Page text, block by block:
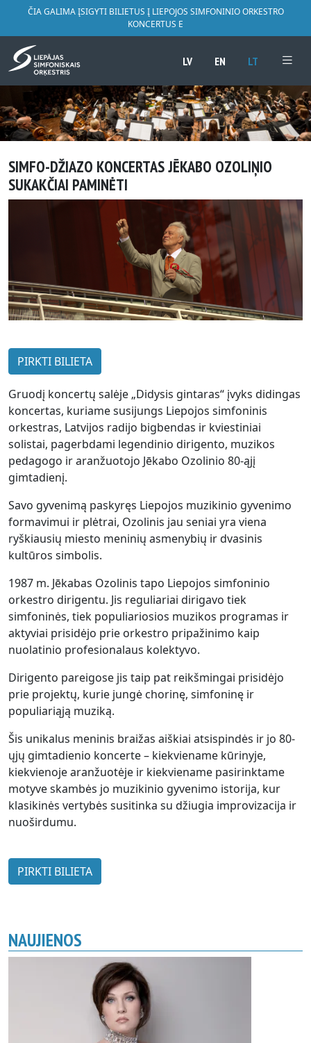
ČIA GALIMA ĮSIGYTI BILIETUS Į LIEPOJOS SIMFONINIO ORKESTRO
KONCERTUS E
LV EN LT
SIMFO-DŽIAZO KONCERTAS JĒKABO OZOLIŅIO
SUKAKČIAI PAMINĖTI
PIRKTI BILIETA
Gruodį koncertų salėje „Didysis gintaras“ įvyks didingas
koncertas, kuriame susijungs Liepojos simfoninis
orkestras, Latvijos radijo bigbendas ir kviestiniai
solistai, pagerbdami legendinio dirigento, muzikos
pedagogo ir aranžuotojo Jēkabo Ozolinio 80-ąjį
gimtadienį.
Savo gyvenimą paskyręs Liepojos muzikinio gyvenimo
formavimui ir plėtrai, Ozolinis jau seniai yra viena
ryškiausių miesto meninių asmenybių ir dvasinis
kultūros simbolis.
1987 m. Jēkabas Ozolinis tapo Liepojos simfoninio
orkestro dirigentu. Jis reguliariai dirigavo tiek
simfoninės, tiek populiariosios muzikos programas ir
aktyviai prisidėjo prie orkestro pripažinimo kaip
nuolatinio profesionalaus kolektyvo.
Dirigento pareigose jis taip pat reikšmingai prisidėjo
prie projektų, kurie jungė chorinę, simfoninę ir
populiariąją muziką.
Šis unikalus meninis braižas aiškiai atsispindės ir jo 80-
ųjų gimtadienio koncerte – kiekviename kūrinyje,
kiekvienoje aranžuotėje ir kiekviename pasirinktame
motyve skambės jo muzikinio gyvenimo istorija, kur
klasikinės vertybės susitinka su džiugia improvizacija ir
nuoširdumu.
PIRKTI BILIETA
NAUJIENOS